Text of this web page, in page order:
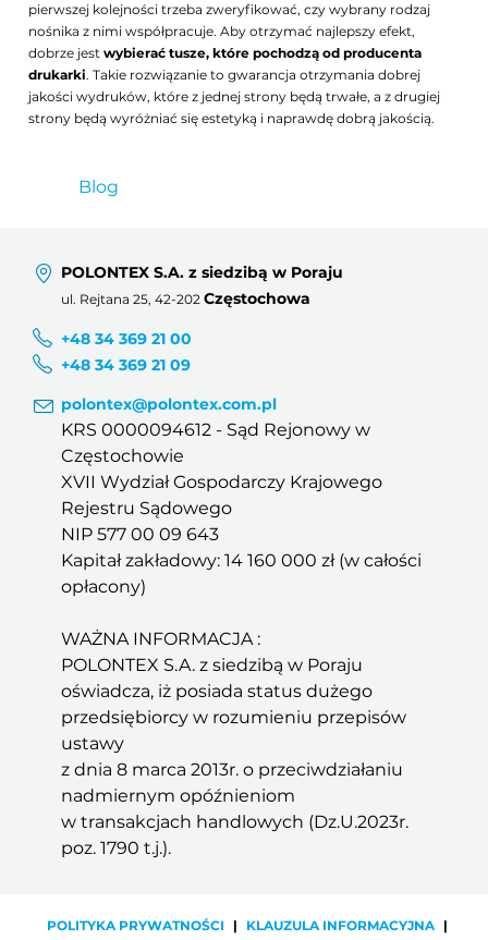
pierwszej kolejności trzeba zweryfikować, czy wybrany rodzaj
nośnika z nimi współpracuje. Aby otrzymać najlepszy efekt,
dobrze jest wybierać tusze, które pochodzą od producenta
drukarki. Takie rozwiązanie to gwarancja otrzymania dobrej
jakości wydruków, które z jednej strony będą trwałe, a z drugiej
strony będą wyróżniać się estetyką i naprawdę dobrą jakością.
Blog
POLONTEX S.A. z siedzibą w Poraju
ul. Rejtana 25, 42-202 Częstochowa
+48 34 369 21 00
+48 34 369 21 09
polontex@polontex.com.pl
KRS 0000094612 - Sąd Rejonowy w
Częstochowie
XVII Wydział Gospodarczy Krajowego
Rejestru Sądowego
NIP 577 00 09 643
Kapitał zakładowy: 14 160 000 zł (w całości
opłacony)
WAŻNA INFORMACJA :
POLONTEX S.A. z siedzibą w Poraju
oświadcza, iż posiada status dużego
przedsiębiorcy w rozumieniu przepisów
ustawy
z dnia 8 marca 2013r. o przeciwdziałaniu
nadmiernym opóźnieniom
w transakcjach handlowych (Dz.U.2023r.
poz. 1790 t.j.).
POLITYKA PRYWATNOŚCI | KLAUZULA INFORMACYJNA |